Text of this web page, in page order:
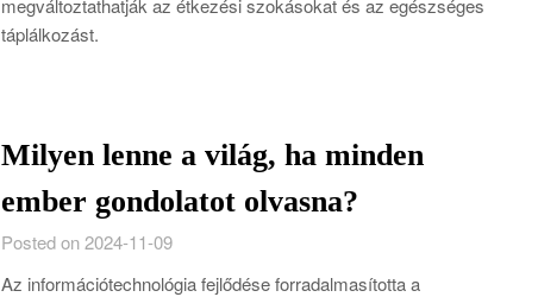
megváltoztathatják az étkezési szokásokat és az egészséges
táplálkozást.
Milyen lenne a világ, ha minden
ember gondolatot olvasna?
Posted on 2024-11-09
Az információtechnológia fejlődése forradalmasította a